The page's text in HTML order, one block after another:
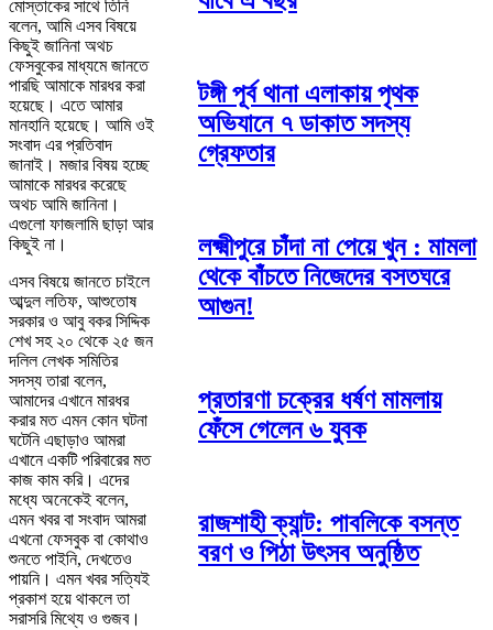
মোস্তাকের সাথে তিনি
বলেন, আমি এসব বিষয়ে
কিছুই জানিনা অথচ
ফেসবুকের মাধ্যমে জানতে
পারছি আমাকে মারধর করা
হয়েছে। এতে আমার
মানহানি হয়েছে। আমি ওই
সংবাদ এর প্রতিবাদ
জানাই। মজার বিষয় হচ্ছে
আমাকে মারধর করেছে
অথচ আমি জানিনা।
এগুলো ফাজলামি ছাড়া আর
কিছুই না।
এসব বিষয়ে জানতে চাইলে
আব্দুল লতিফ, আশুতোষ
সরকার ও আবু বকর সিদ্দিক
শেখ সহ ২০ থেকে ২৫ জন
দলিল লেখক সমিতির
সদস্য তারা বলেন,
আমাদের এখানে মারধর
করার মত এমন কোন ঘটনা
ঘটেনি এছাড়াও আমরা
এখানে একটি পরিবারের মত
কাজ কাম করি। এদের
মধ্যে অনেকেই বলেন,
এমন খবর বা সংবাদ আমরা
এখনো ফেসবুক বা কোথাও
শুনতে পাইনি, দেখতেও
পায়নি। এমন খবর সত্যিই
প্রকাশ হয়ে থাকলে তা
সরাসরি মিথ্যে ও গুজব।
টঙ্গী পূর্ব থানা এলাকায় পৃথক
অভিযানে ৭ ডাকাত সদস্য
গ্রেফতার
লক্ষ্মীপুরে চাঁদা না পেয়ে খুন : মামলা
থেকে বাঁচতে নিজেদের বসতঘরে
আগুন!
প্রতারণা চক্রের ধর্ষণ মামলায়
ফেঁসে গেলেন ৬ যুবক
রাজশাহী ক্যান্ট: পাবলিকে বসন্ত
বরণ ও পিঠা উৎসব অনুষ্ঠিত